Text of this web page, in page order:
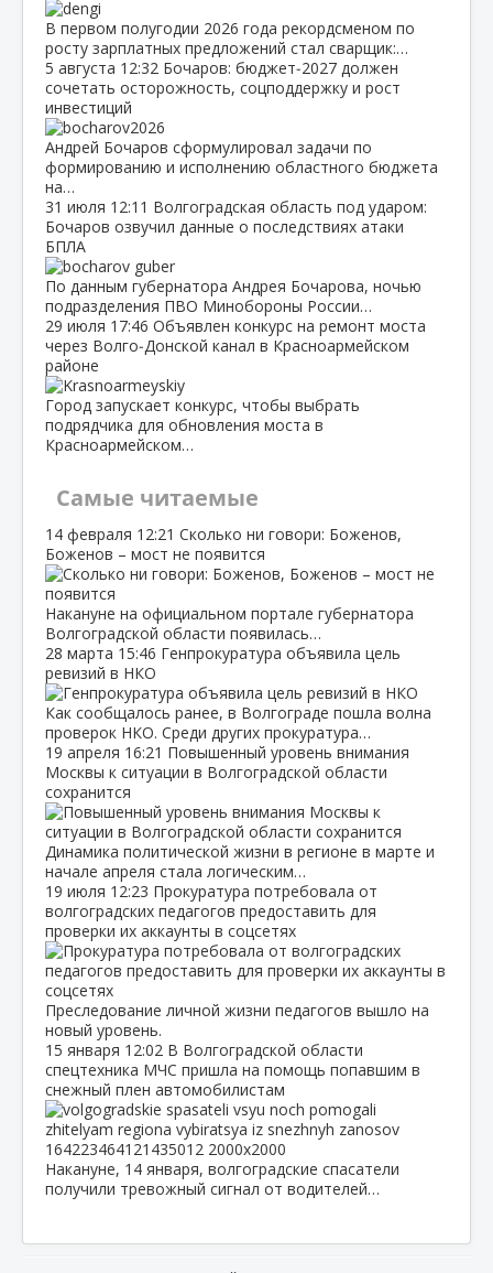
В первом полугодии 2026 года рекордсменом по
росту зарплатных предложений стал сварщик:…
5 августа 12:32 Бочаров: бюджет‑2027 должен
сочетать осторожность, соцподдержку и рост
инвестиций
Андрей Бочаров сформулировал задачи по
формированию и исполнению областного бюджета
на…
31 июля 12:11 Волгоградская область под ударом:
Бочаров озвучил данные о последствиях атаки
БПЛА
По данным губернатора Андрея Бочарова, ночью
подразделения ПВО Минобороны России…
29 июля 17:46 Объявлен конкурс на ремонт моста
через Волго‑Донской канал в Красноармейском
районе
Город запускает конкурс, чтобы выбрать
подрядчика для обновления моста в
Красноармейском…
Самые читаемые
14 февраля 12:21 Сколько ни говори: Боженов,
Боженов – мост не появится
Накануне на официальном портале губернатора
Волгоградской области появилась…
28 марта 15:46 Генпрокуратура объявила цель
ревизий в НКО
Как сообщалось ранее, в Волгограде пошла волна
проверок НКО. Среди других прокуратура…
19 апреля 16:21 Повышенный уровень внимания
Москвы к ситуации в Волгоградской области
сохранится
Динамика политической жизни в регионе в марте и
начале апреля стала логическим…
19 июля 12:23 Прокуратура потребовала от
волгоградских педагогов предоставить для
проверки их аккаунты в соцсетях
Преследование личной жизни педагогов вышло на
новый уровень.
15 января 12:02 В Волгоградской области
спецтехника МЧС пришла на помощь попавшим в
снежный плен автомобилистам
Накануне, 14 января, волгоградские спасатели
получили тревожный сигнал от водителей…